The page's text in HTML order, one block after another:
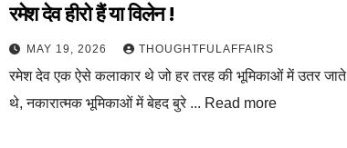
रमेश देव हीरो हैं या विलेन !
MAY 19, 2026 THOUGHTFULAFFAIRS
रमेश देव एक ऐसे कलाकार थे जो हर तरह की भूमिकाओं में उतर जाते
थे, नकारात्मक भूमिकाओं में बेहद बुरे ... Read more